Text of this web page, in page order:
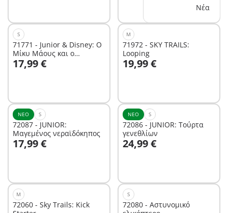
Νέα
S
71771 - Junior & Disney: Ο
Μίκυ Μάους και ο
διαστημικός πύραυλος
17,99 €
Στο καλάθι
M
71972 - SKY TRAILS:
Looping
19,99 €
Στο καλάθι
ΝΈΟ S
72087 - JUNIOR:
Μαγεμένος νεραϊδόκηπος
17,99 €
Στο καλάθι
ΝΈΟ S
72086 - JUNIOR: Τούρτα
γενεθλίων
24,99 €
Στο καλάθι
M
72060 - Sky Trails: Kick
S
72080 - Αστυνομικό